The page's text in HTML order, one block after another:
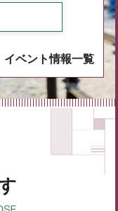
イベント情報一覧